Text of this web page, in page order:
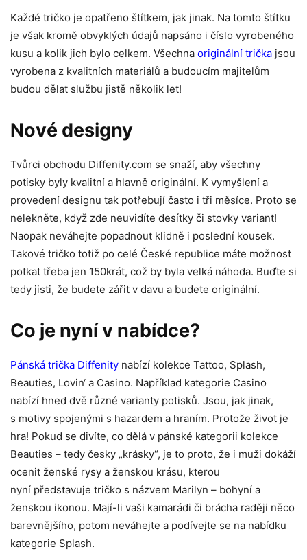
Každé tričko je opatřeno štítkem, jak jinak. Na tomto štítku
je však kromě obvyklých údajů napsáno i číslo vyrobeného
kusu a kolik jich bylo celkem. Všechna originální trička jsou
vyrobena z kvalitních materiálů a budoucím majitelům
budou dělat službu jistě několik let!
Nové designy
Tvůrci obchodu Diffenity.com se snaží, aby všechny
potisky byly kvalitní a hlavně originální. K vymyšlení a
provedení designu tak potřebují často i tři měsíce. Proto se
nelekněte, když zde neuvidíte desítky či stovky variant!
Naopak neváhejte popadnout klidně i poslední kousek.
Takové tričko totiž po celé České republice máte možnost
potkat třeba jen 150krát, což by byla velká náhoda. Buďte si
tedy jisti, že budete zářit v davu a budete originální.
Co je nyní v nabídce?
Pánská trička Diffenity nabízí kolekce Tattoo, Splash,
Beauties, Lovin‘ a Casino. Například kategorie Casino
nabízí hned dvě různé varianty potisků. Jsou, jak jinak,
s motivy spojenými s hazardem a hraním. Protože život je
hra! Pokud se divíte, co dělá v pánské kategorii kolekce
Beauties – tedy česky „krásky“, je to proto, že i muži dokáží
ocenit ženské rysy a ženskou krásu, kterou
nyní představuje tričko s názvem Marilyn – bohyní a
ženskou ikonou. Mají-li vaši kamarádi či brácha raději něco
barevnějšího, potom neváhejte a podívejte se na nabídku
kategorie Splash.